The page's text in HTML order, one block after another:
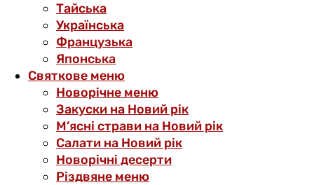
Тайська
Українська
Французька
Японська
Святкове меню
Новорічне меню
Закуски на Новий рік
М’ясні страви на Новий рік
Салати на Новий рік
Новорічні десерти
Різдвяне меню